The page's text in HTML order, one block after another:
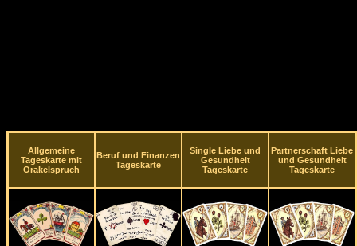
Allgemeine
Tageskarte mit
Orakelspruch
Beruf und Finanzen
Tageskarte
Single Liebe und
Gesundheit
Tageskarte
Partnerschaft Liebe
und Gesundheit
Tageskarte